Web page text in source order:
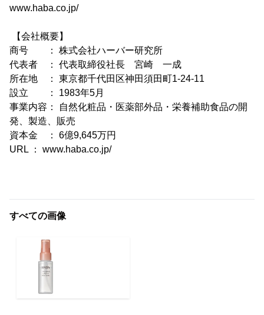
www.haba.co.jp/
【会社概要】
商号 ： 株式会社ハーバー研究所
代表者 ： 代表取締役社長 宮崎 一成
所在地 ： 東京都千代田区神田須田町1-24-11
設立 ： 1983年5月
事業内容： 自然化粧品・医薬部外品・栄養補助食品の開
発、製造、販売
資本金 ： 6億9,645万円
URL ： www.haba.co.jp/
すべての画像